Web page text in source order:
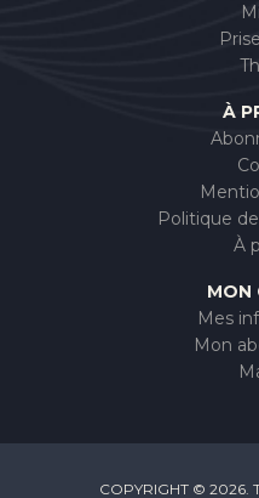
À
Politique
À
MON
Mes
Mon
COPYRIGHT © 2026.